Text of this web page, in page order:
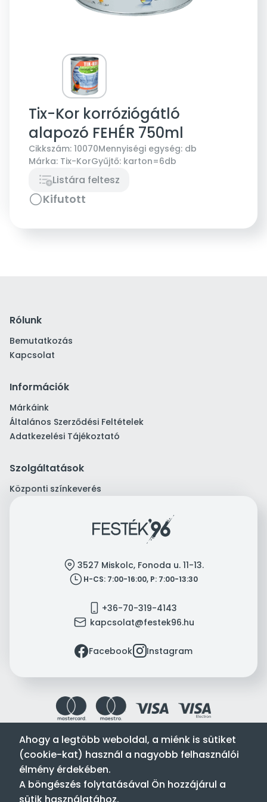
Tix-Kor korróziógátló
alapozó FEHÉR 750ml
Cikkszám: 10070Mennyiségi egység: db
Márka: Tix-KorGyűjtő: karton=6db
Listára feltesz
Kifutott
Rólunk
Bemutatkozás
Kapcsolat
Információk
Márkáink
Általános Szerződési Feltételek
Adatkezelési Tájékoztató
Szolgáltatások
Központi színkeverés
location 3527 Miskolc, Fonoda u. 11-13.
clock H-CS: 7:00-16:00, P: 7:00-13:30
mobile +36-70-319-4143
mail kapcsolat@festek96.hu
facebookFacebookinstagramInstagram
Festék’96 Kft. © 1996-2024. Minden jog fenntartva.
Tervezte és készítette:
forgalmazója.
Ahogy a legtöbb weboldal, a miénk is sütiket
(cookie-kat) használ a nagyobb felhasználói
élmény érdekében.
A böngészés folytatásával Ön hozzájárul a